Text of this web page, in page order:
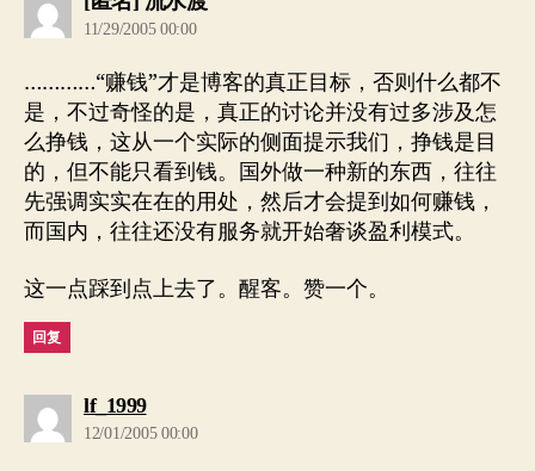
11/29/2005 00:00
…………“赚钱”才是博客的真正目标，否则什么都不
是，不过奇怪的是，真正的讨论并没有过多涉及怎
么挣钱，这从一个实际的侧面提示我们，挣钱是目
的，但不能只看到钱。国外做一种新的东西，往往
先强调实实在在的用处，然后才会提到如何赚钱，
而国内，往往还没有服务就开始奢谈盈利模式。
这一点踩到点上去了。醒客。赞一个。
回复
lf_1999说：
12/01/2005 00:00